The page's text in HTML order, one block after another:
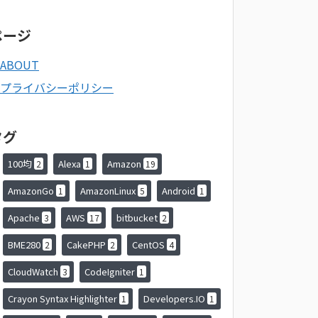
ジ
ABOUT
プライバシーポリシー
100均 2 Alexa 1 Amazon 19
AmazonGo 1 AmazonLinux 5 Android 1
Apache 3 AWS 17 bitbucket 2
BME280 2 CakePHP 2 CentOS 4
CloudWatch 3 CodeIgniter 1
Crayon Syntax Highlighter 1 Developers.IO 1